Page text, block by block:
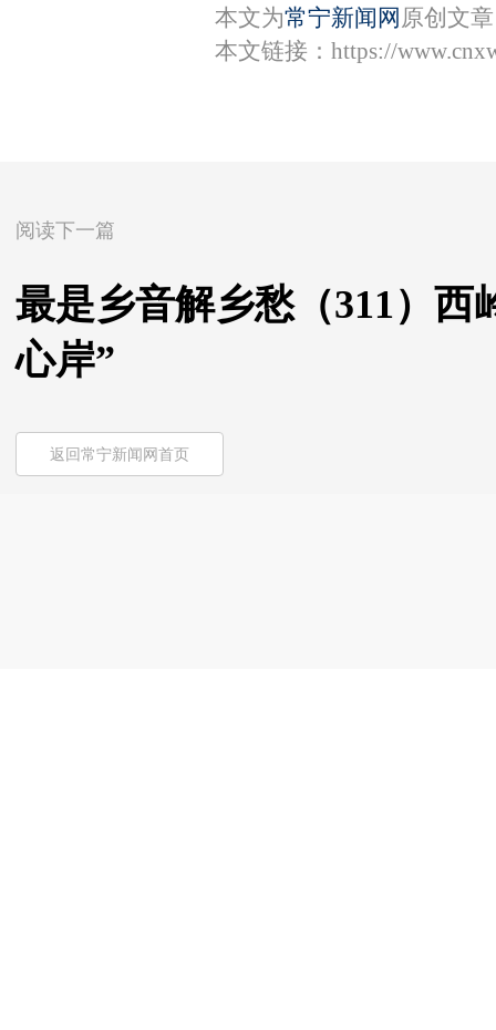
本文为常宁新闻网 原创文
本文链接： https://
阅读下一篇
最是乡音解乡愁（311）西
心岸”
返回常宁新闻网首页